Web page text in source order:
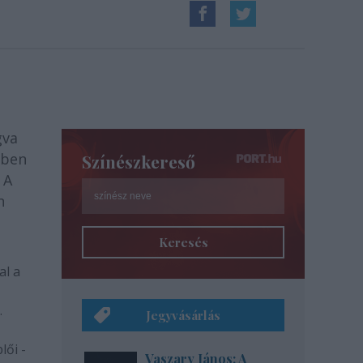
a
-
Színészkereső
Keresés
Jegyvásárlás
Vaszary János: A